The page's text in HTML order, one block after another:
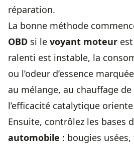
réparation.
La bonne méthode
OBD si le voyant moteur
ralenti est instable, la
ou l’odeur d’essence
au mélange, au chauffage
l’efficacité catalytique
Ensuite, contrôlez les bases
automobile : bougies